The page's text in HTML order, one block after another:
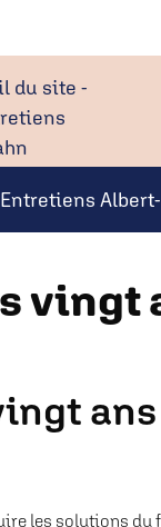
vingt
ans
les solutions